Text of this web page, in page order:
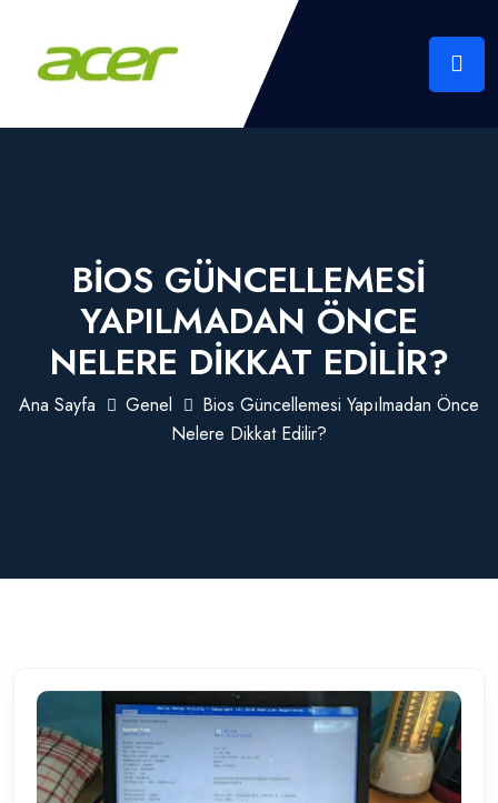
BIOS GÜNCELLEMESI
YAPILMADAN ÖNCE
NELERE DIKKAT EDILIR?
Ana Sayfa Genel
Bios Güncellemesi Yapılmadan Önce
Nelere Dikkat Edilir?